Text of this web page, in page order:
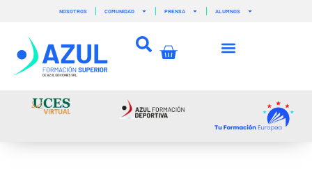
contenido
NOSOTROS COMUNIDAD PRENSA ALUMNOS
Carrito